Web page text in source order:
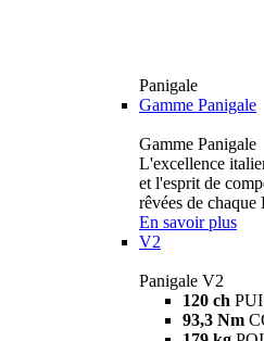
Panigale
Gamme Panigale
Gamme Panigale
L'excellence
et l'esprit de
rêvées de chaque
En savoir plus
V2
Panigale V2
120 ch
93,3 Nm